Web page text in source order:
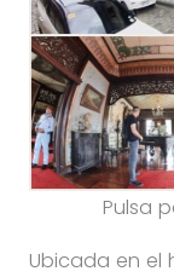
Pulsa
Ubicada en el